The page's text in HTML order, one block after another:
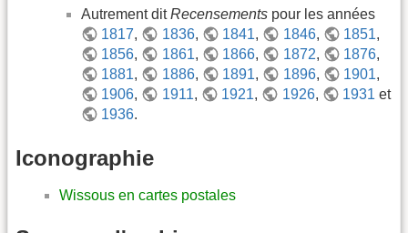
Autrement ditRecensements pour les années
1817, 1836, 1841, 1846, 1851,
1856, 1861, 1866, 1872, 1876,
1881, 1886, 1891, 1896, 1901,
1906, 1911, 1921, 1926, 1931 et
1936.
Iconographie
Wissous en cartes postales